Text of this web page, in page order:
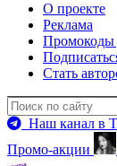
О проекте
Реклама
Промокоды
Стать
Наш канал в
Промо-акции